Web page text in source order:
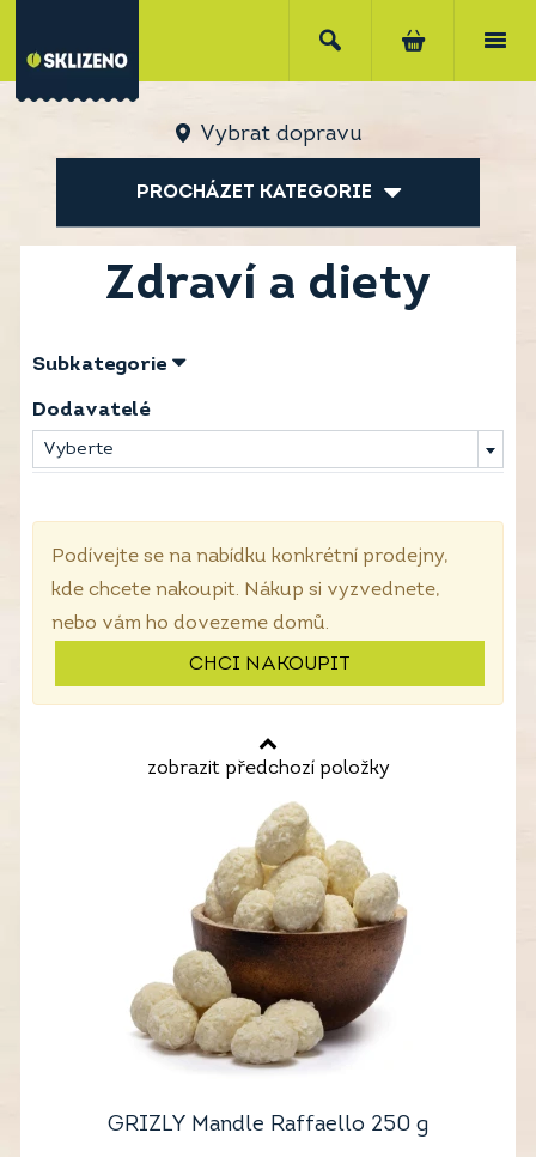
Vybrat dopravu
PROCHÁZET KATEGORIE
Zdraví a diety
Subkategorie
Dodavatelé
Vyberte
Podívejte se na nabídku konkrétní prodejny,
kde chcete nakoupit. Nákup si vyzvednete,
nebo vám ho dovezeme domů.
CHCI NAKOUPIT
zobrazit předchozí položky
GRIZLY Mandle Raffaello 250 g